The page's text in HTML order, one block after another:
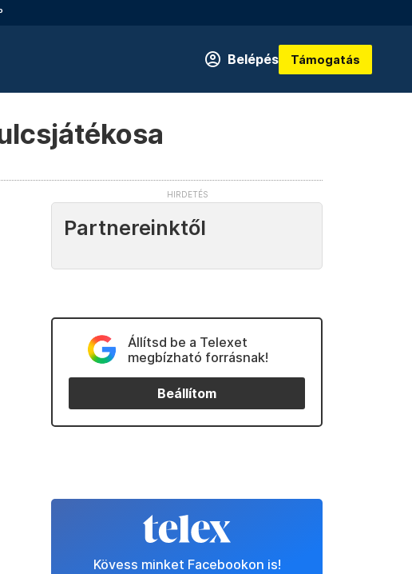
Belépés Támogatás
Partnereinktől
Állítsd be a Telexet
megbízható forrásnak!
Beállítom
Kövess minket Facebookon is!